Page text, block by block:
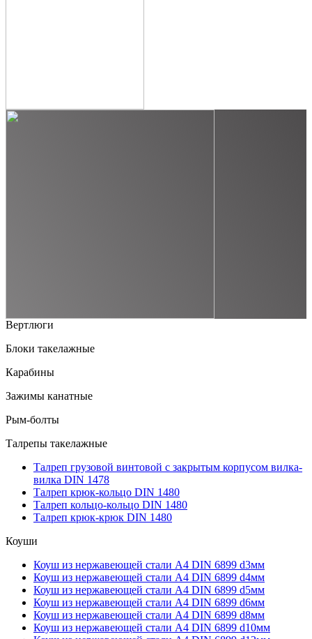
Вертлюги
Блоки такелажные
Карабины
Зажимы канатные
Рым-болты
Талрепы такелажные
Талреп грузовой винтовой с закрытым корпусом вилка-
вилка DIN 1478
Талреп крюк-кольцо DIN 1480
Талреп кольцо-кольцо DIN 1480
Талреп крюк-крюк DIN 1480
Коуши
Коуш из нержавеющей стали А4 DIN 6899 d3мм
Коуш из нержавеющей стали А4 DIN 6899 d4мм
Коуш из нержавеющей стали А4 DIN 6899 d5мм
Коуш из нержавеющей стали А4 DIN 6899 d6мм
Коуш из нержавеющей стали А4 DIN 6899 d8мм
Коуш из нержавеющей стали А4 DIN 6899 d10мм